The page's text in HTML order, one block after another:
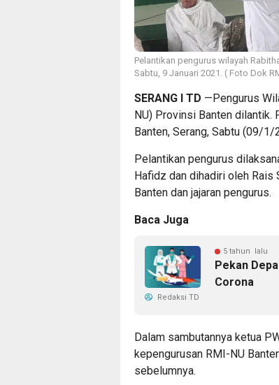
Pelantikan pengurus wilayah
Sabtu, 9 Januari 2021. ( Foto Dok
SERANG I TD —Pengurus
NU) Provinsi Banten dilantik.
Banten, Serang, Sabtu (09/1/
Pelantikan pengurus
Hafidz dan dihadiri oleh Rais
Banten dan jajaran pengurus.
Baca Juga
5 tahun lalu
Pekan
Corona
Redaksi TD
Dalam sambutannya ketua
kepengurusan RMI-NU
sebelumnya.